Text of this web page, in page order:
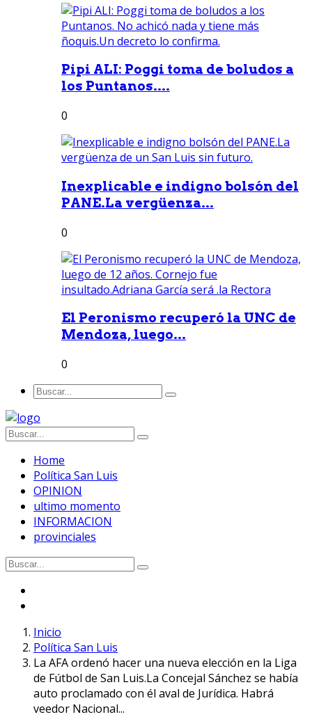
Pipi ALI: Poggi toma de boludos a
los Puntanos....
0
Inexplicable e indigno bolsón del
PANE.La vergüenza...
0
El Peronismo recuperó la UNC de
Mendoza, luego...
0
Home
Política San Luis
OPINION
ultimo momento
INFORMACION
provinciales
Inicio
Política San Luis
La AFA ordenó hacer una nueva elección en la Liga
de Fútbol de San Luis.La Concejal Sánchez se había
auto proclamado con él aval de Jurídica. Habrá
veedor Nacional...